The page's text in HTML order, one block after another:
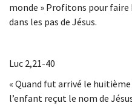
monde » Profitons pour
dans les pas de Jésus.
Luc 2,21-40
« Quand fut arrivé le
l’enfant reçut le nom de